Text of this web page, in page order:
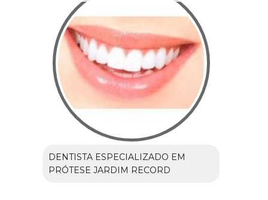
DENTISTA ESPECIALIZADO EM
PRÓTESE JARDIM RECORD